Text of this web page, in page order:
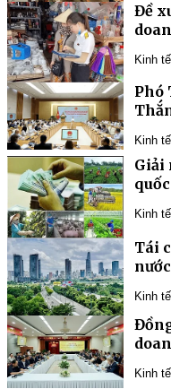
Đề
Kinh tế
Phó
Kinh tế
Giải
Kinh tế
Tái
Kinh tế
Kinh tế